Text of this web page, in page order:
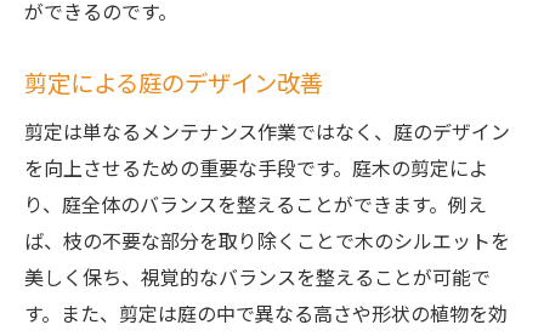
ができるのです。
剪定による庭のデザイン改善
剪定は単なるメンテナンス作業ではなく、庭のデザイン
を向上させるための重要な手段です。庭木の剪定によ
り、庭全体のバランスを整えることができます。例え
ば、枝の不要な部分を取り除くことで木のシルエットを
美しく保ち、視覚的なバランスを整えることが可能で
す。また、剪定は庭の中で異なる高さや形状の植物を効